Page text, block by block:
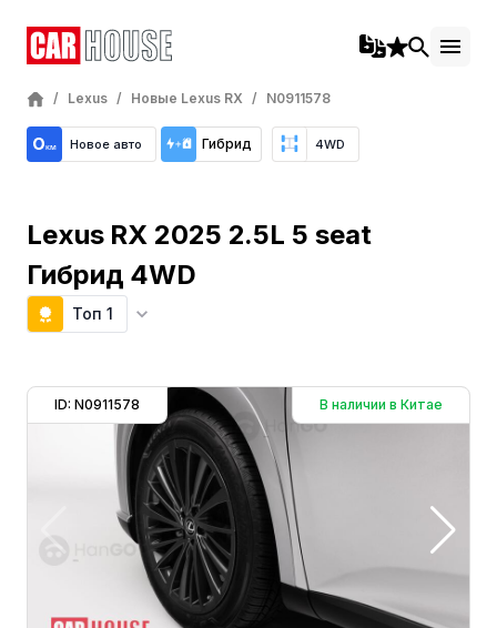
/ Lexus / Новые Lexus RX / N0911578
Новое авто Гибрид 4WD
Lexus RX 2025 2.5L 5 seat
Гибрид 4WD
Топ 1
ID: N0911578 В наличии в Китае